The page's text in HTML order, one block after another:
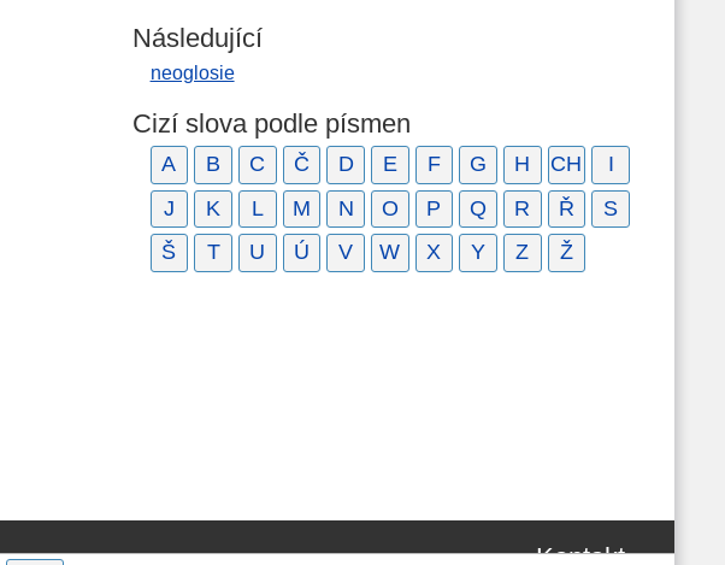
Následující
neoglosie
Cizí slova podle písmen
A B C Č D E F G H CH
I
J
K L M N O P Q R Ř
S
Š
T U Ú V W X Y Z Ž
Kontakt